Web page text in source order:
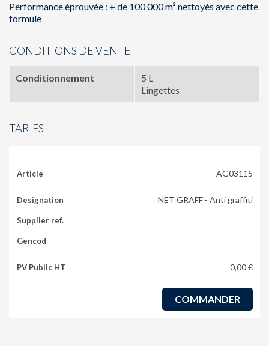
Performance éprouvée : + de 100 000 m² nettoyés avec cette
formule
CONDITIONS DE VENTE
Conditionnement
5 L
Lingettes
TARIFS
AG03115
NET GRAFF - Anti graffiti
--
0,00 €
COMMANDER